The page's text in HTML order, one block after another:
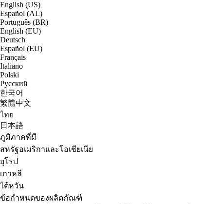
English (US)
Español (AL)
Português (BR)
English (EU)
Deutsch
Español (EU)
Français
Italiano
Polski
Русский
한국어
繁體中文
ไทย
日本語
ภูมิภาคที่มี
สหรัฐอเมริกาและโอเชียเนีย
ยุโรป
เกาหลี
ไต้หวัน
ข้อกำหนดของผลิตภัณฑ์